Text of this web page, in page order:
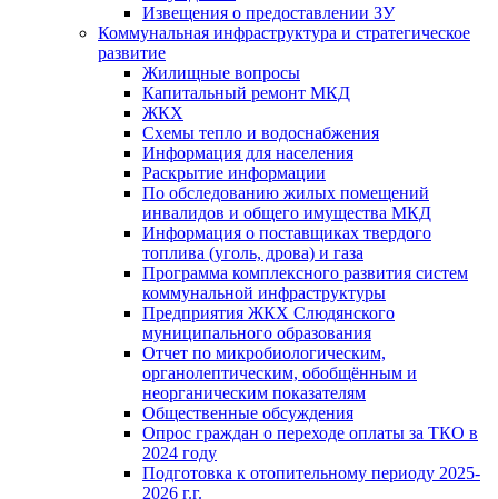
Извещения о предоставлении ЗУ
Коммунальная инфраструктура и стратегическое
развитие
Жилищные вопросы
Капитальный ремонт МКД
ЖКХ
Схемы тепло и водоснабжения
Информация для населения
Раскрытие информации
По обследованию жилых помещений
инвалидов и общего имущества МКД
Информация о поставщиках твердого
топлива (уголь, дрова) и газа
Программа комплексного развития систем
коммунальной инфраструктуры
Предприятия ЖКХ Слюдянского
муниципального образования
Отчет по микробиологическим,
органолептическим, обобщённым и
неорганическим показателям
Общественные обсуждения
Опрос граждан о переходе оплаты за ТКО в
2024 году
Подготовка к отопительному периоду 2025-
2026 г.г.